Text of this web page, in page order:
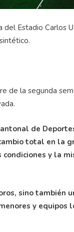
Estadio Carlos
de la segunda
de
total en la
y la
sino también
y equipos